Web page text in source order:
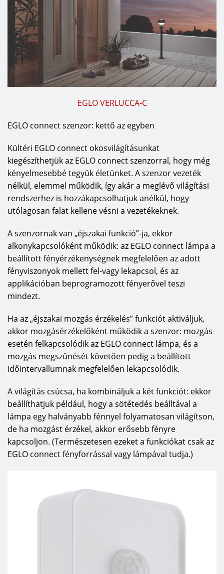
EGLO VERLUCCA-C
EGLO connect szenzor: kettő az egyben
Kültéri EGLO connect okosvilágításunkat
kiegészíthetjük az EGLO connect szenzorral, hogy még
kényelmesebbé tegyük életünket. A szenzor vezeték
nélkül, elemmel működik, így akár a meglévő világítási
rendszerhez is hozzákapcsolhatjuk anélkül, hogy
utólagosan falat kellene vésni a vezetékeknek.
A szenzornak van „éjszakai funkció”-ja, ekkor
alkonykapcsolóként működik: az EGLO connect lámpa a
beállított fényérzékenységnek megfelelően az adott
fényviszonyok mellett fel-vagy lekapcsol, és az
applikációban beprogramozott fényerővel teszi
mindezt.
Ha az „éjszakai mozgás érzékelés” funkciót aktiváljuk,
akkor mozgásérzékelőként működik a szenzor: mozgás
esetén felkapcsolódik az EGLO connect lámpa, és a
mozgás megszűnését követően pedig a beállított
időintervallumnak megfelelően lekapcsolódik.
A világítás csúcsa, ha kombináljuk a két funkciót: ekkor
beállíthatjuk például, hogy a sötétedés beálltával a
lámpa egy halványabb fénnyel folyamatosan világítson,
de ha mozgást érzékel, akkor erősebb fényre
kapcsoljon. (Természetesen ezeket a funkciókat csak az
EGLO connect fényforrással vagy lámpával tudja.)